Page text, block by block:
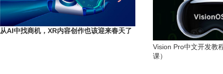
从AI中找商机，XR内容创作也该迎来春天了
Vision Pro中文开发教
课）